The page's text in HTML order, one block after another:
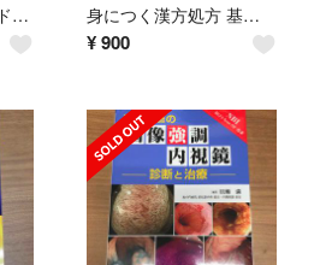
認知症診療実践ハンドブック 身につく漢方処方 基本３０生薬と重要１３処方
¥900